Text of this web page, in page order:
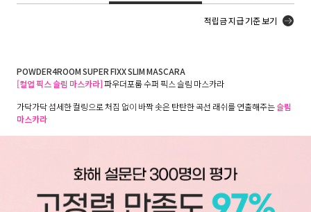
적립금 지급 기준 보기
POWDER4ROOM SUPER FIXX SLIM MASCARA
[컬업 픽스 슬림 마스카라]파우더포룸 수퍼 픽스 슬림 마스카라
가닥가닥 섬세한 컬링으로 처짐 없이 바짝 솟은 탄탄한 곡선 래쉬를 연출해주는슬림
마스카라